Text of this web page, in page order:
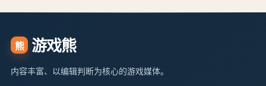
熊 游戏熊
内容丰富、以编辑判断为核心的游戏媒体。